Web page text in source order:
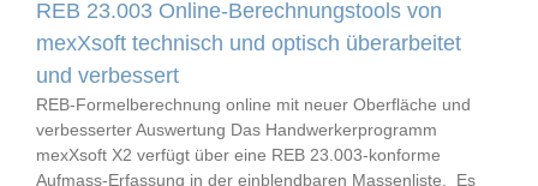
REB 23.003 Online-Berechnungstools von
mexXsoft technisch und optisch überarbeitet
und verbessert
REB-Formelberechnung online mit neuer Oberfläche und
verbesserter Auswertung Das Handwerkerprogramm
mexXsoft X2 verfügt über eine REB 23.003-konforme
Aufmass-Erfassung in der einblendbaren Massenliste. Es